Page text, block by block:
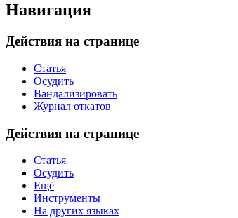
Навигация
Действия на странице
Статья
Осудить
Вандализировать
Журнал откатов
Действия на странице
Статья
Осудить
Ещё
Инструменты
На других языках